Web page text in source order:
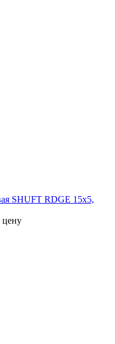
SHUFT RDGE 15х5,
цену